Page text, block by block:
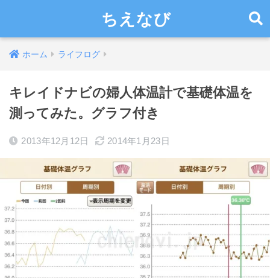
ちえなび
ホーム ライフログ
キレイドナビの婦人体温計で基礎体温を
測ってみた。グラフ付き
2013年12月12日 2014年1月23日